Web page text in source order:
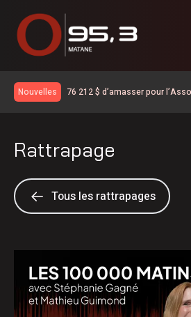
Nouvelles
76 212 $ d’amasser pour
Des citoyens souhaitent que le
plus souvent
La Matanie est hockey
600 embarcations vérifiées
La foudre a déclenché des
Une croissance de revenus
Bas-Saint-Laurent et de la
Rattrapage
Tous les rattrapages